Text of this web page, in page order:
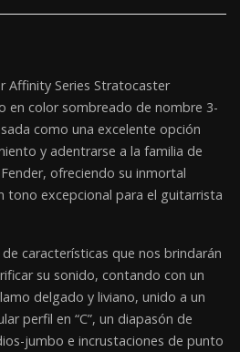
Affinity Series Stratocaster
en color sombreado de nombre 3-
como una excelente opción
y adentrarse a la familia de
ofreciendo su inmortal
tono excepcional para el guitarrista
características que nos brindarán
su sonido, contando con un
delgado y liviano, unido a un
perfil en “C”, un diapasón de
jumbo e incrustaciones de punto